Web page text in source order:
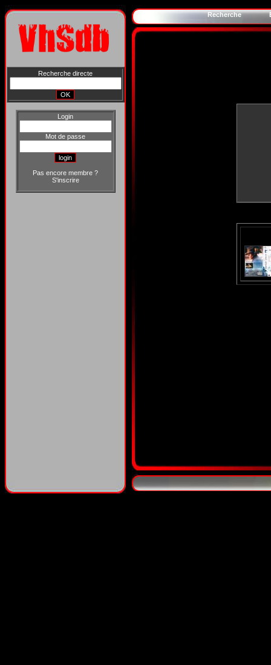
Recherche directe
Login
Mot de passe
Pas encore membre ?
S'inscrire
Recherche